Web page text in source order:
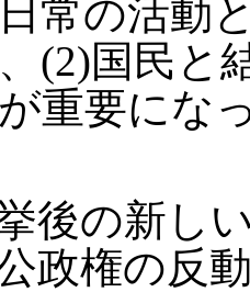
常の活動
(2)国民と
重要にな
後の新し
政権の反